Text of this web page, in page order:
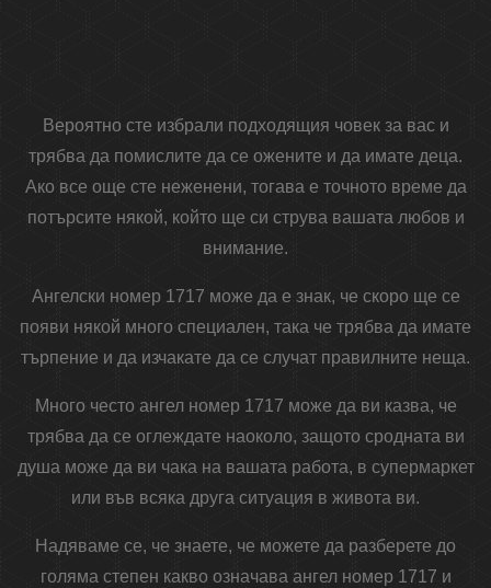
Вероятно сте избрали подходящия човек за вас и
трябва да помислите да се ожените и да имате деца.
Ако все още сте неженени, тогава е точното време да
потърсите някой, който ще си струва вашата любов и
внимание.
Ангелски номер 1717 може да е знак, че скоро ще се
появи някой много специален, така че трябва да имате
търпение и да изчакате да се случат правилните неща.
Много често ангел номер 1717 може да ви казва, че
трябва да се оглеждате наоколо, защото сродната ви
душа може да ви чака на вашата работа, в супермаркет
или във всяка друга ситуация в живота ви.
Надяваме се, че знаете, че можете да разберете до
голяма степен какво означава ангел номер 1717 и